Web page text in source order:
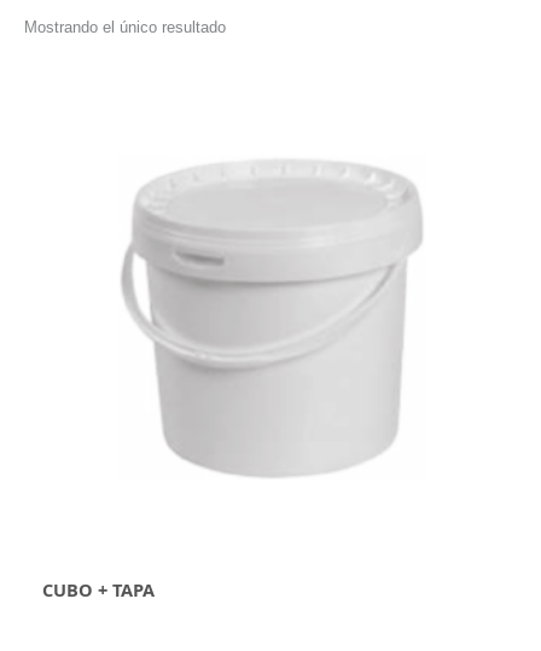
Mostrando el único resultado
CUBO + TAPA